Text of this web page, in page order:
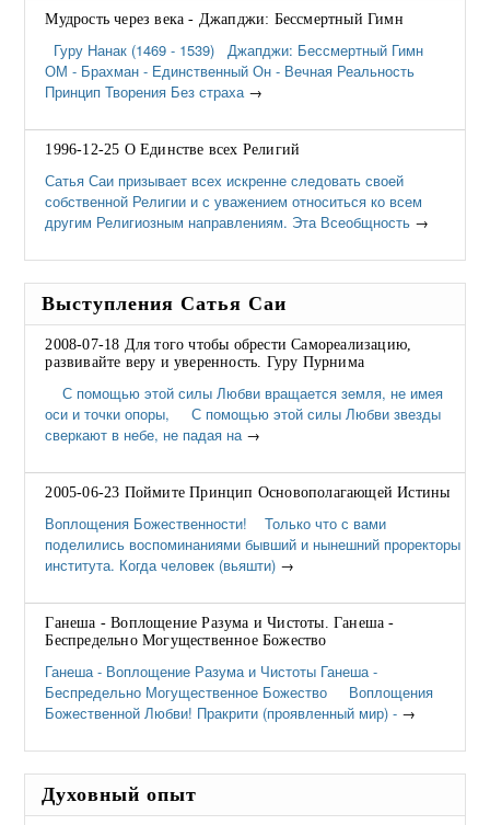
Мудрость через века - Джапджи: Бессмертный Гимн
Гуру Нанак (1469 - 1539) Джапджи: Бессмертный Гимн
ОМ - Брахман - Единственный Он - Вечная Реальность
Принцип Творения Без страха →
1996-12-25 О Единстве всех Религий
Сатья Саи призывает всех искренне следовать своей
собственной Религии и с уважением относиться ко всем
другим Религиозным направлениям. Эта Всеобщность →
Выступления Сатья Саи
2008-07-18 Для того чтобы обрести Самореализацию,
развивайте веру и уверенность. Гуру Пурнима
С помощью этой силы Любви вращается земля, не имея
оси и точки опоры, С помощью этой силы Любви звезды
сверкают в небе, не падая на→
2005-06-23 Поймите Принцип Основополагающей Истины
Воплощения Божественности! Только что с вами
поделились воспоминаниями бывший и нынешний проректоры
института. Когда человек (вьяшти) →
Ганеша - Воплощение Разума и Чистоты. Ганеша -
Беспредельно Могущественное Божество
Ганеша - Воплощение Разума и Чистоты Ганеша -
Беспредельно Могущественное Божество Воплощения
Божественной Любви! Пракрити (проявленный мир) - →
Духовный опыт